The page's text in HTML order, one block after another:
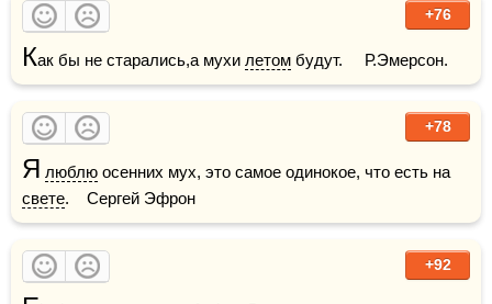
+76
Как бы не старались,а мухи летом будут.     Р.Эмерсон.
+78
Я люблю
свете.    Сергей Эфрон
+92